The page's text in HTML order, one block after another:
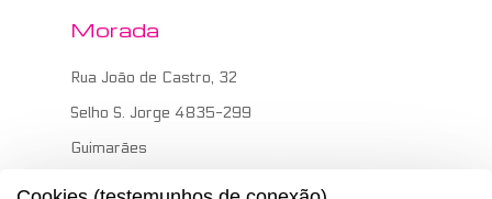
Morada
Rua João de Castro, 32
Selho S. Jorge 4835-299
Guimarães